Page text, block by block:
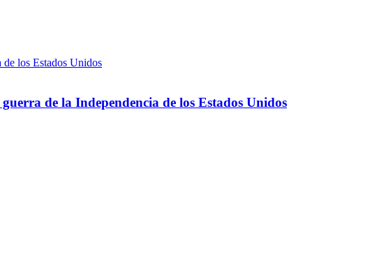
de la Independencia de los Estados Unidos